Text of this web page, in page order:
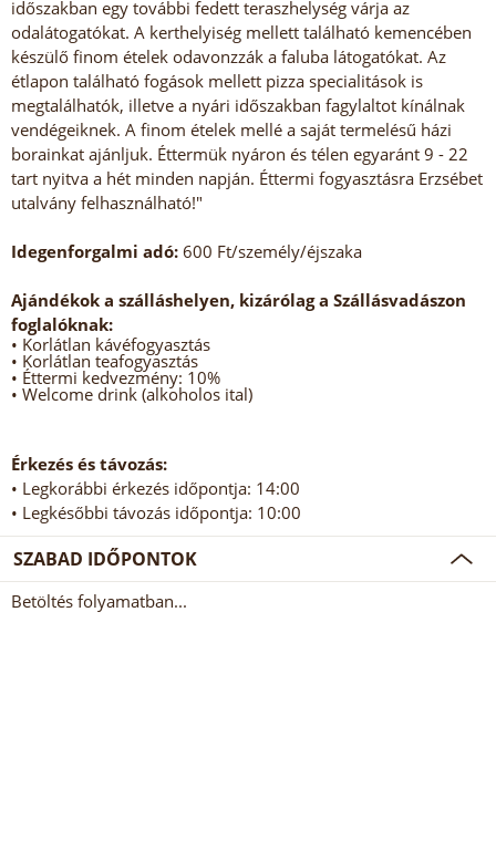
időszakban egy további fedett teraszhelység várja az
odalátogatókat. A kerthelyiség mellett található kemencében
készülő finom ételek odavonzzák a faluba látogatókat. Az
étlapon található fogások mellett pizza specialitások is
megtalálhatók, illetve a nyári időszakban fagylaltot kínálnak
vendégeiknek. A finom ételek mellé a saját termelésű házi
borainkat ajánljuk. Éttermük nyáron és télen egyaránt 9 - 22
tart nyitva a hét minden napján. Éttermi fogyasztásra Erzsébet
utalvány felhasználható!"
Idegenforgalmi adó: 600 Ft/személy/éjszaka
Ajándékok a szálláshelyen, kizárólag a Szállásvadászon
foglalóknak:
• Korlátlan kávéfogyasztás
• Korlátlan teafogyasztás
• Éttermi kedvezmény: 10%
• Welcome drink (alkoholos ital)
Érkezés és távozás:
• Legkorábbi érkezés időpontja: 14:00
• Legkésőbbi távozás időpontja: 10:00
SZABAD IDŐPONTOK
Betöltés folyamatban...